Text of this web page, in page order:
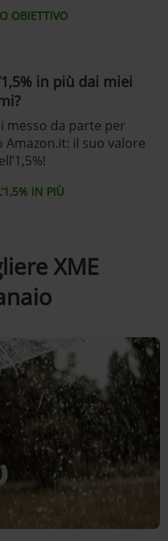
OBIETTIVO
in più dai miei
messo da parte per
Amazon.it: il suo valore
IN PIÙ
XME